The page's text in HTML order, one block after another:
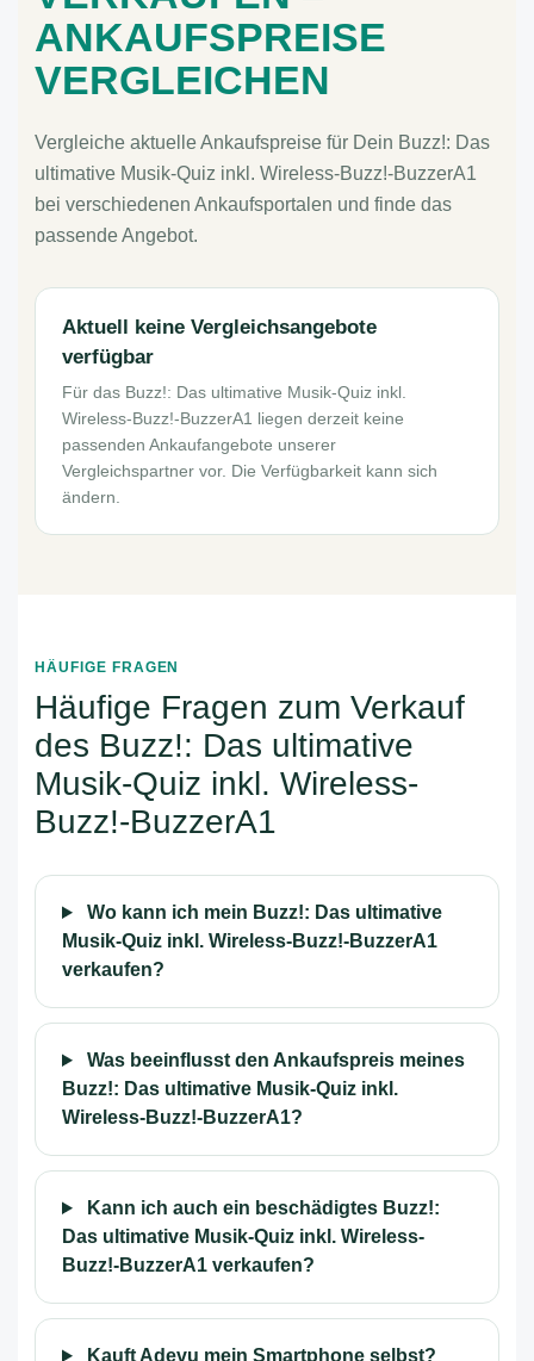
ANKAUFSPREISE
VERGLEICHEN
Vergleiche aktuelle Ankaufspreise für Dein Buzz!: Das
ultimative Musik-Quiz inkl. Wireless-Buzz!-BuzzerA1
bei verschiedenen Ankaufsportalen und finde das
passende Angebot.
Aktuell keine Vergleichsangebote
verfügbar
Für das Buzz!: Das ultimative Musik-Quiz inkl.
Wireless-Buzz!-BuzzerA1 liegen derzeit keine
passenden Ankaufangebote unserer
Vergleichspartner vor. Die Verfügbarkeit kann sich
ändern.
HÄUFIGE FRAGEN
Häufige Fragen zum Verkauf
des Buzz!: Das ultimative
Musik-Quiz inkl. Wireless-
Buzz!-BuzzerA1
Wo kann ich mein Buzz!: Das ultimative
Musik-Quiz inkl. Wireless-Buzz!-BuzzerA1
verkaufen?
Was beeinflusst den Ankaufspreis meines
Buzz!: Das ultimative Musik-Quiz inkl.
Wireless-Buzz!-BuzzerA1?
Kann ich auch ein beschädigtes Buzz!:
Das ultimative Musik-Quiz inkl. Wireless-
Buzz!-BuzzerA1 verkaufen?
Kauft Adevu mein Smartphone selbst?